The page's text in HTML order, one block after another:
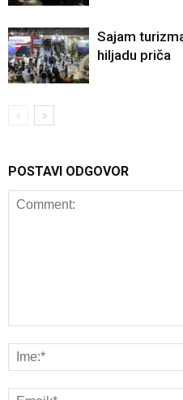
Sajam
hiljadu priča
POSTAVI ODGOVOR